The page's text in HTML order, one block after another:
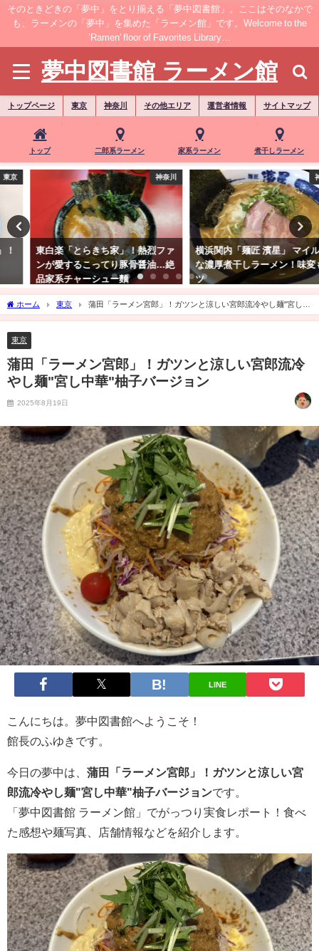
そのときどきの「夢中」をとり揃える「夢中図書館」。ここはそのなかで
も、ラーメンの「夢中」を集めた「ラーメン館」です。Welcome to the
’Ramen' floor of Favorites Library…
夢中図書館 ラーメン館
トップページ 東京 神奈川 その他エリア 運営者情報 サイトマップ
トップ 二郎系ラーメン 家系ラーメン 煮干しラーメン
神奈川
東白楽「とらきち家」！熱烈ファ
ンが愛するこってり豚骨醤油…絶
品家系チャーシュー麵
神奈川
横浜関内「麺匠 濱星」 マイルド
な濃厚煮干しラーメン！味変もオ
ツ
ホーム 東京
蒲田「ラーメン宮郎」！ガツンと涼しい宮郎流冷やし麺"宮し中
華"柚子バージョン
東京
蒲田「ラーメン宮郎」！ガツンと涼しい宮郎流冷
やし麺"宮し中華"柚子バージョン
2025年8月19日
LINE
こんにちは。夢中図書館へようこそ！
館長のふゆきです。
今日の夢中は、 蒲田「ラーメン宮郎」！ガツンと涼しい宮
郎流冷やし麺"宮し中華"柚子バージョンです。
「夢中図書館 ラーメン館」でがっつり実食レポート！食べ
た感想や麺写真、店舗情報などを紹介します。